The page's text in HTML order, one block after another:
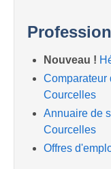
Nouveau !
Comparateur
Courcelles
Annuaire de
Courcelles
Offres